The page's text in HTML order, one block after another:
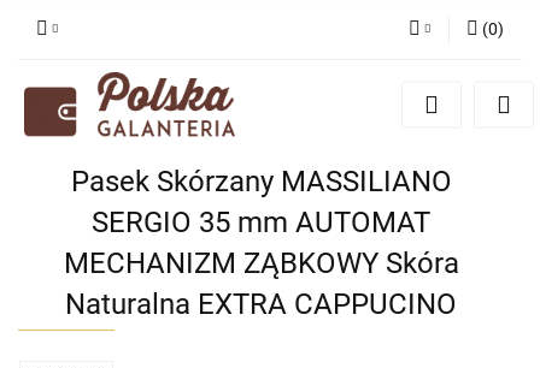
Zaloguj się
(0)
Pasek Skórzany MASSILIANO
SERGIO 35 mm AUTOMAT
MECHANIZM ZĄBKOWY Skóra
Naturalna EXTRA CAPPUCINO